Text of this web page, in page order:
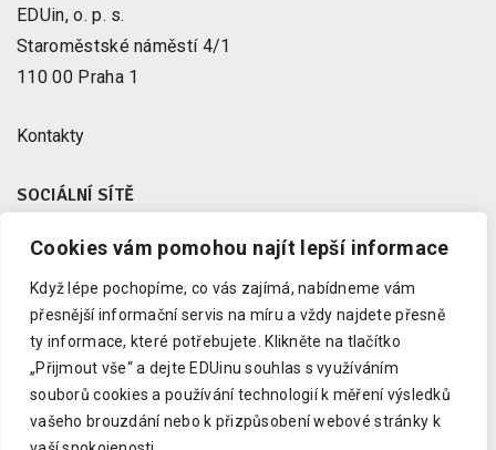
Cookies vám pomohou najít lepší informace
Když lépe pochopíme, co vás zajímá, nabídneme vám
přesnější informační servis na míru a vždy najdete přesně
ty informace, které potřebujete.
Klikněte na tlačítko
„Přijmout vše“ a dejte EDUinu souhlas s využíváním
souborů cookies a používání technologií k měření výsledků
vašeho brouzdání nebo k přizpůsobení webové stránky k
EDUin, o. p. s.
Staroměstské náměstí 4/1
110 00 Praha 1
Kontakty
SOCIÁLNÍ SÍTĚ
Facebook
Instagram
Youtube
LinkedIn